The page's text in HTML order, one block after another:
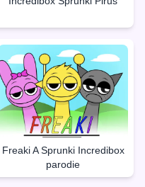
Freaki A Sprunki Incredibox
parodie